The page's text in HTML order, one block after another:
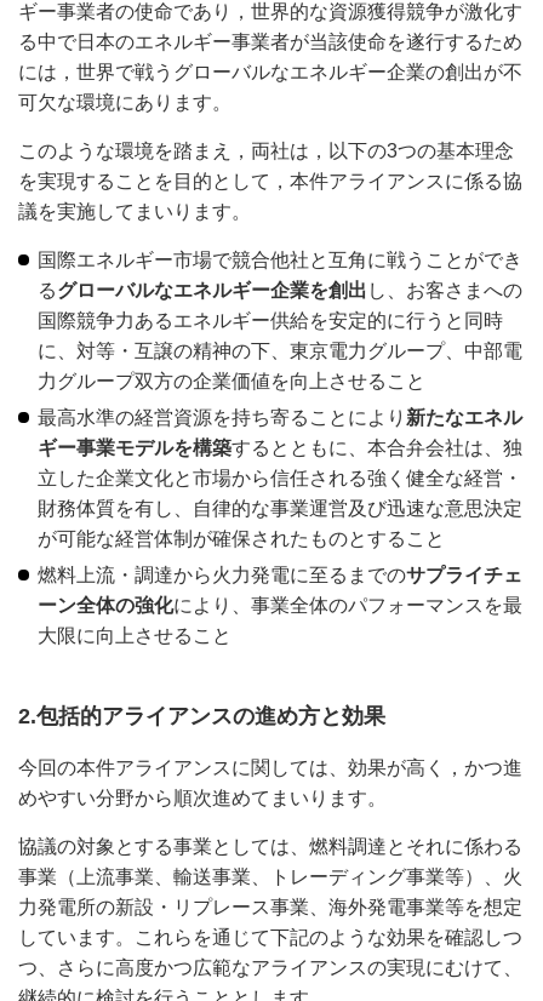
ギー事業者の使命であり，世界的な資源獲得競争が激化す
る中で日本のエネルギー事業者が当該使命を遂行するため
には，世界で戦うグローバルなエネルギー企業の創出が不
可欠な環境にあります。
このような環境を踏まえ，両社は，以下の3つの基本理念
を実現することを目的として，本件アライアンスに係る協
議を実施してまいります。
国際エネルギー市場で競合他社と互角に戦うことができ
るグローバルなエネルギー企業を創出 し、お客さまへの
国際競争力あるエネルギー供給を安定的に行うと同時
に、対等・互譲の精神の下、東京電力グループ、中部電
力グループ双方の企業価値を向上させること
最高水準の経営資源を持ち寄ることにより 新たなエネル
ギー事業モデルを構築するとともに、本合弁会社は、独
立した企業文化と市場から信任される強く健全な経営・
財務体質を有し、自律的な事業運営及び迅速な意思決定
が可能な経営体制が確保されたものとすること
燃料上流・調達から火力発電に至るまでのサプライチェ
ーン全体の強化により、事業全体のパフォーマンスを最
大限に向上させること
2.包括的アライアンスの進め方と効果
今回の本件アライアンスに関しては、効果が高く，かつ進
めやすい分野から順次進めてまいります。
協議の対象とする事業としては、燃料調達とそれに係わる
事業（上流事業、輸送事業、トレーディング事業等）、火
力発電所の新設・リプレース事業、海外発電事業等を想定
しています。これらを通じて下記のような効果を確認しつ
つ、さらに高度かつ広範なアライアンスの実現にむけて、